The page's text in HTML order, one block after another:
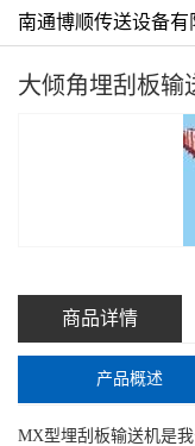
南通博顺传送设备有
大倾角埋刮板输
商品详情
产品概述
MX型埋刮板输送机是